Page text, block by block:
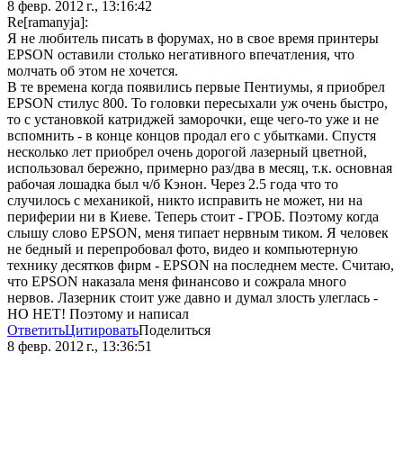
8 февр. 2012 г., 13:16:42
Re[ramanyja]:
Я не любитель писать в форумах, но в свое время принтеры
EPSON оставили столько негативного впечатления, что
молчать об этом не хочется.
В те времена когда появились первые Пентиумы, я приобрел
EPSON стилус 800. То головки пересыхали уж очень быстро,
то с установкой катриджей заморочки, еще чего-то уже и не
вспомнить - в конце концов продал его с убытками. Спустя
несколько лет приобрел очень дорогой лазерный цветной,
использовал бережно, примерно раз/два в месяц, т.к. основная
рабочая лошадка был ч/б Кэнон. Через 2.5 года что то
случилось с механикой, никто исправить не может, ни на
периферии ни в Киеве. Теперь стоит - ГРОБ. Поэтому когда
слышу слово EPSON, меня типает нервным тиком. Я человек
не бедный и перепробовал фото, видео и компьютерную
технику десятков фирм - EPSON на последнем месте. Считаю,
что EPSON наказала меня финансово и сожрала много
нервов. Лазерник стоит уже давно и думал злость улеглась -
НО НЕТ! Поэтому и написал
ОтветитьЦитироватьПоделиться
8 февр. 2012 г., 13:36:51